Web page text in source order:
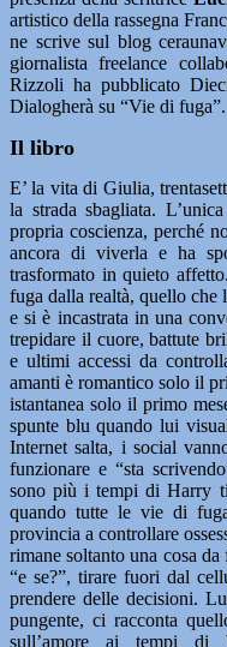
artistico della rassegna
ne scrive sul blog
giornalista freelance
Rizzoli ha pubblicato
Dialogherà su “Vie di fuga”.
Il libro
E’ la vita di Giulia,
la strada sbagliata.
propria coscienza, perché
ancora di viverla e ha
trasformato in quieto
fuga dalla realtà, quello che
e si è incastrata in una
trepidare il cuore, battute
e ultimi accessi da
amanti è romantico solo il
istantanea solo il primo
spunte blu quando lui
Internet salta, i social
funzionare e “sta
sono più i tempi di Harry ti
quando tutte le vie di
provincia a controllare
rimane soltanto una cosa
“e se?”, tirare fuori dal
prendere delle decisioni.
pungente, ci racconta
sull’amore ai tempi di